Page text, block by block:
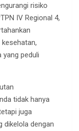
risiko
IV Regional 4,
yang peduli
tidak hanya
juga
dikelola dengan